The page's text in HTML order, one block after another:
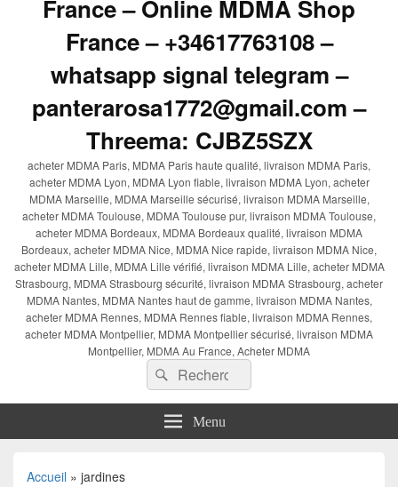
France – Online MDMA Shop
France – +34617763108 –
whatsapp signal telegram –
panterarosa1772@gmail.com –
Threema: CJBZ5SZX
acheter MDMA Paris, MDMA Paris haute qualité, livraison MDMA Paris,
acheter MDMA Lyon, MDMA Lyon fiable, livraison MDMA Lyon, acheter
MDMA Marseille, MDMA Marseille sécurisé, livraison MDMA Marseille,
acheter MDMA Toulouse, MDMA Toulouse pur, livraison MDMA Toulouse,
acheter MDMA Bordeaux, MDMA Bordeaux qualité, livraison MDMA
Bordeaux, acheter MDMA Nice, MDMA Nice rapide, livraison MDMA Nice,
acheter MDMA Lille, MDMA Lille vérifié, livraison MDMA Lille, acheter MDMA
Strasbourg, MDMA Strasbourg sécurité, livraison MDMA Strasbourg, acheter
MDMA Nantes, MDMA Nantes haut de gamme, livraison MDMA Nantes,
acheter MDMA Rennes, MDMA Rennes fiable, livraison MDMA Rennes,
acheter MDMA Montpellier, MDMA Montpellier sécurisé, livraison MDMA
Montpellier, MDMA Au France, Acheter MDMA
Recherche :
Rechercher
Menu
Accueil » jardines